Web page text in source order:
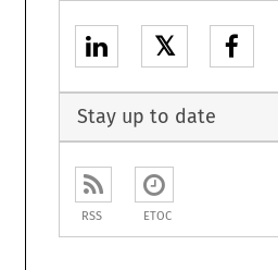
𝕏
Stay up to date
RSS ETOC